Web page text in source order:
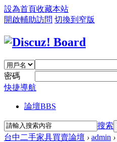
設為首頁收藏本站
開啟輔助訪問 切換到窄版
密碼
快捷導航
論壇BBS
搜索
台中二手家具買賣論壇 › admin ›